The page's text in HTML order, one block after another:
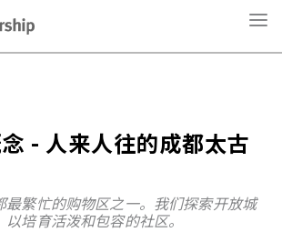
- 人来人往的成都太古
最繁忙的购物区之一。我们探索开放城
培育活泼和包容的社区。